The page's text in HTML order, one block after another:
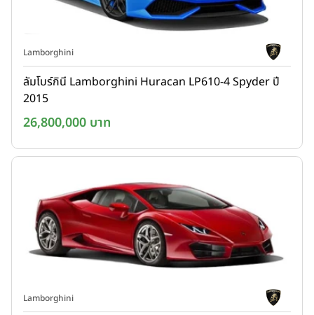
Lamborghini
ลัมโบร์กินี Lamborghini Huracan LP610-4 Spyder ปี
2015
26,800,000 บาท
Lamborghini